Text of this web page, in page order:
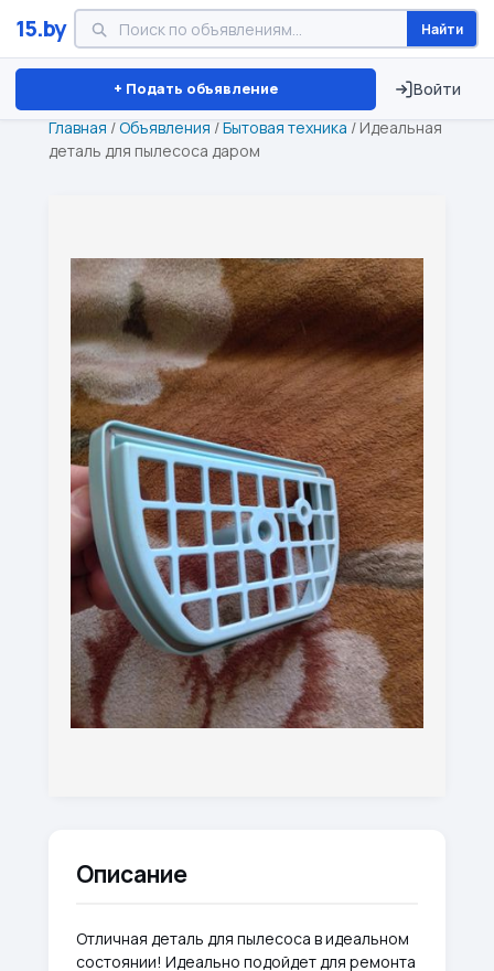
15.by Найти
+ Подать объявление Войти
Минск Витебск Брест ⏱ ТОЛЬКО 15 ДНЕЙ
Главная /Объявления /Бытовая техника / Идеальная
деталь для пылесоса даром
Описание
Отличная деталь для пылесоса в идеальном
состоянии! Идеально подойдет для ремонта